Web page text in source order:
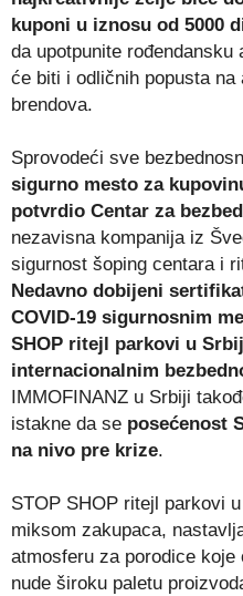
kuponi u iznosu od 5000
da upotpunite
će biti i odličnih popusta
brendova.
Sprovodeći sve
sigurno mesto za
potvrdio Centar za
nezavisna kompanija iz
sigurnost šoping centara i
Nedavno dobijeni
COVID-19 sigurnosnim
SHOP ritejl parkovi u
internacionalnim
IMMOFINANZ u Srbiji
istakne da se posećenost
na nivo pre krize.
STOP SHOP ritejl parkovi
miksom zakupaca,
atmosferu za porodice koje
nude široku paletu